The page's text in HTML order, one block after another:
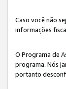
Caso você não
informações
O Programa de
programa. Nós
portanto